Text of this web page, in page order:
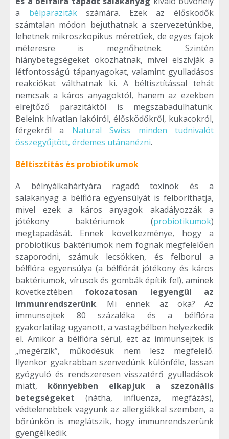
a bélparazitákszámára. Ezek az élősködők
számtalan módon bejuthatnak a szervezetünkbe,
lehetnek mikroszkopikus méretűek, de egyes fajok
méteresre is megnőhetnek. Szintén
hiánybetegségeket okozhatnak, mivel elszívják a
létfontosságú tápanyagokat, valamint gyulladásos
reakciókat válthatnak ki. A béltisztítással tehát
nemcsak a káros anyagoktól, hanem az ezekben
elrejtőző parazitáktól is megszabadulhatunk.
Beleink hívatlan lakóiról, élősködőkről, kukacokról,
férgekről a Natural Swiss minden tudnivalót
összegyűjtött, érdemes utánanézni.
Béltisztítás és probiotikumok
A bélnyálkahártyára ragadó toxinok és a
salakanyag a bélflóra egyensúlyát is felboríthatja,
mivel ezek a káros anyagok akadályozzák a
jótékony baktériumok (probiotikumok)
megtapadását. Ennek következménye, hogy a
probiotikus baktériumok nem fognak megfelelően
szaporodni, számuk lecsökken, és felborul a
bélflóra egyensúlya (a bélflórát jótékony és káros
baktériumok, vírusok és gombák építik fel), aminek
következtében fokozatosan legyengül az
immunrendszerünk. Mi ennek az oka? Az
immunsejtek 80 százaléka és a bélflóra
gyakorlatilag ugyanott, a vastagbélben helyezkedik
el. Amikor a bélflóra sérül, ezt az immunsejtek is
„megérzik”, működésük nem lesz megfelelő.
Ilyenkor gyakrabban szenvedünk különféle, lassan
gyógyuló és rendszeresen visszatérő gyulladások
miatt, könnyebben elkapjuk a szezonális
betegségeket (nátha, influenza, megfázás),
védtelenebbek vagyunk az allergiákkal szemben, a
bőrünkön is meglátszik, hogy immunrendszerünk
gyengélkedik.